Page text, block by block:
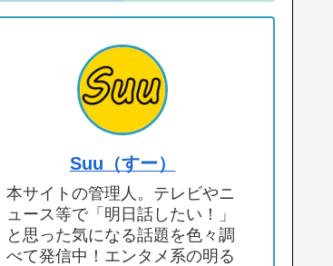
Suu（すー）
本サイトの管理人。テレビやニ
ュース等で「明日話したい！」
と思った気になる話題を色々調
べて発信中！エンタメ系の明る